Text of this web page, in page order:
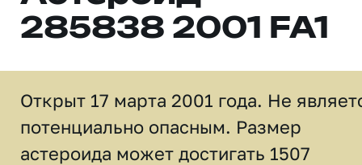
285838 2001 FA1
Открыт 17 марта 2001 года. Не
потенциально опасным. Размер
астероида может достигать 1507